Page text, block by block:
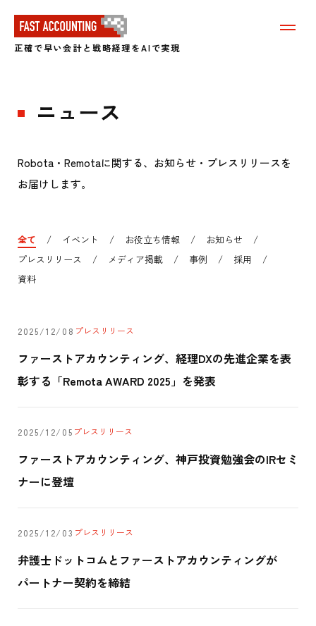
正確で早い会計と戦略経理をAIで実現
メ
ニュース
Robota・Remotaに関する、お知らせ・プレスリリースを
お届けします。
全て イベント お役立ち情報
お知らせ
プレスリリース
メディア掲載 事例
採用
資料
2025/12/08 プレスリリース
ファーストアカウンティング、経理DXの先進企業を表
彰する「Remota AWARD 2025」を発表
2025/12/05 プレスリリース
ファーストアカウンティング、神戸投資勉強会のIRセミ
ナーに登壇
2025/12/03 プレスリリース
弁護士ドットコムとファーストアカウンティングが
パートナー契約を締結